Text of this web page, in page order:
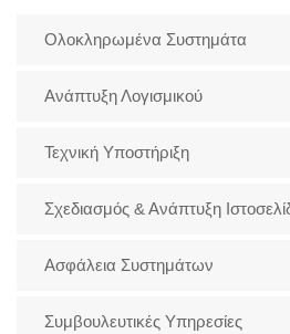
Ολοκληρωμένα Συστημάτα
Ανάπτυξη Λογισμικού
Τεχνική Υποστήριξη
Σχεδιασμός & Ανάπτυξη
Ασφάλεια Συστημάτων
Συμβουλευτικές Υπηρεσίες